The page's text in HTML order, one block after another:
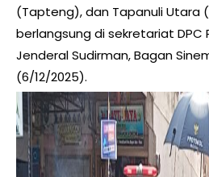
(Tapteng), dan Tapanuli Utara
berlangsung di sekretariat DPC
Jenderal Sudirman, Bagan
(6/12/2025).